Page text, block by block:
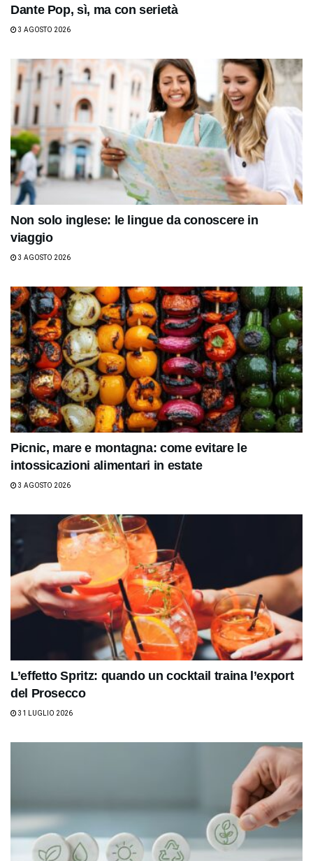
Dante Pop, sì, ma con serietà
3 AGOSTO 2026
Non solo inglese: le lingue da conoscere in
viaggio
3 AGOSTO 2026
Picnic, mare e montagna: come evitare le
intossicazioni alimentari in estate
3 AGOSTO 2026
L’effetto Spritz: quando un cocktail traina l’export
del Prosecco
31 LUGLIO 2026